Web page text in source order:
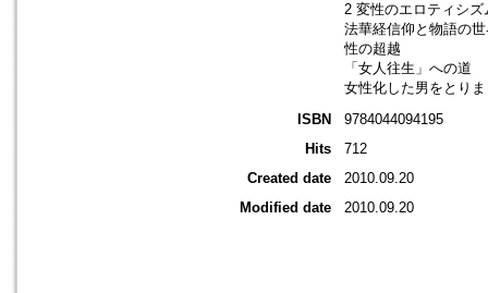
2 変性のエロティシズ
法華経信仰と物語の
性の超越
「女人往生」への道
女性化した男をとり
ISBN
9784044094195
Hits
712
Created date
2010.09.20
Modified date
2010.09.20